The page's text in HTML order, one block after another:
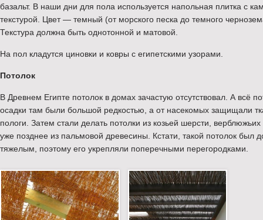
базальт. В наши дни для пола используется напольная плитка с
текстурой. Цвет — темный (от морского песка до темного
Текстура должна быть однотонной и матовой.
На пол кладутся циновки и ковры с египетскими узорами.
Потолок
В Древнем Египте потолок в домах зачастую отсутствовал. А всё
осадки там были большой редкостью, а от насекомых защищали
пологи. Затем стали делать потолки из козьей шерсти,
уже позднее из пальмовой древесины. Кстати, такой потолок был
тяжелым, поэтому его укрепляли поперечными перегородками.